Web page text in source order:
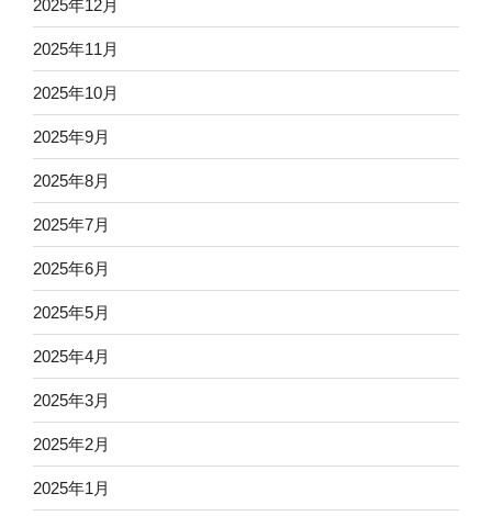
2025年12月
2025年11月
2025年10月
2025年9月
2025年8月
2025年7月
2025年6月
2025年5月
2025年4月
2025年3月
2025年2月
2025年1月